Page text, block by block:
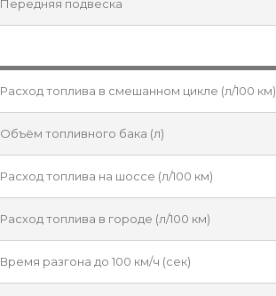
Передняя подвеска
Расход топлива в смешанном цикле (л/100 км)
Объём топливного бака (л)
Расход топлива на шоссе (л/100 км)
Расход топлива в городе (л/100 км)
Время разгона до 100 км/ч (сек)